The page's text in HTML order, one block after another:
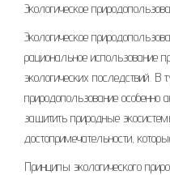
Экологическое
Экологическое
рациональное использование
экологических последствий. В
природопользование особенно
защитить природные
достопримечательности,
Принципы экологического